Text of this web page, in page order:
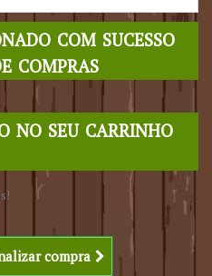
com sucesso
compras
no seu carrinho
compra